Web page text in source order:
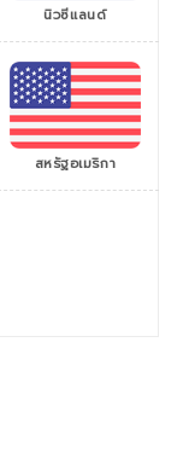
นิวซีแลนด์
สหรัฐอเมริกา